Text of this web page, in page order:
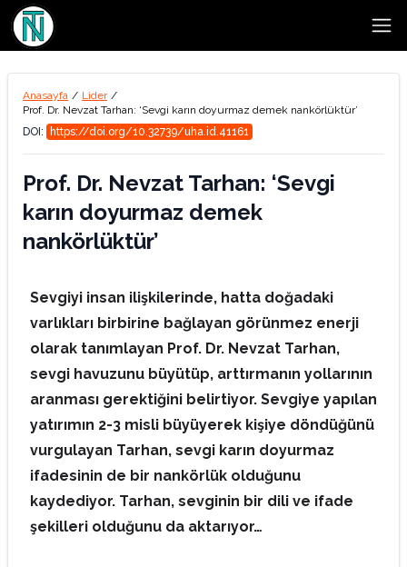
Anasayfa / Lider /
Prof. Dr. Nevzat Tarhan: ‘Sevgi karın doyurmaz demek nankörlüktür’
DOI:
https://doi.org/10.32739/uha.id.41161
Prof. Dr. Nevzat Tarhan: ‘Sevgi
karın doyurmaz demek
nankörlüktür’
Sevgiyi insan ilişkilerinde, hatta doğadaki
varlıkları birbirine bağlayan görünmez enerji
olarak tanımlayan Prof. Dr. Nevzat Tarhan,
sevgi havuzunu büyütüp, arttırmanın yollarının
aranması gerektiğini belirtiyor. Sevgiye yapılan
yatırımın 2-3 misli büyüyerek kişiye döndüğünü
vurgulayan Tarhan, sevgi karın doyurmaz
ifadesinin de bir nankörlük olduğunu
kaydediyor. Tarhan, sevginin bir dili ve ifade
şekilleri olduğunu da aktarıyor…